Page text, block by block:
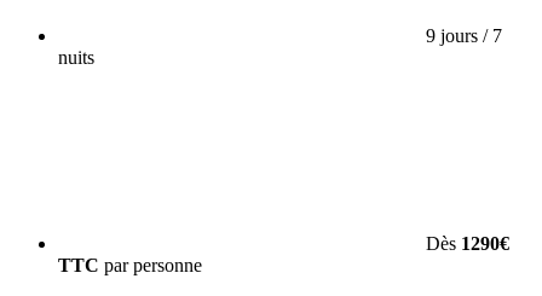
9 jours / 7
nuits
Dès 1290€
TTC par personne